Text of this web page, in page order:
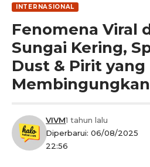
INTERNASIONAL
Fenomena Viral
Sungai Kering,
Dust & Pirit yang
Membingungkan
Diperbarui: 06/08/2025
22:56
VIVM1 tahun lalu